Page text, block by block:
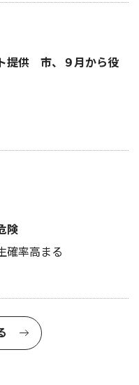
提供 市、９月から役
険
確率高まる